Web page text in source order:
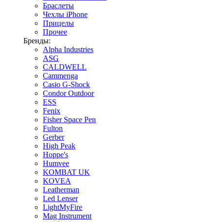
Браслеты
Чехлы iPhone
Прицелы
Прочее
Бренды:
Alpha Industries
ASG
CALDWELL
Cammenga
Casio G-Shock
Condor Outdoor
ESS
Fenix
Fisher Space Pen
Fulton
Gerber
High Peak
Hoppe's
Humvee
KOMBAT UK
KOVEA
Leatherman
Led Lenser
LightMyFire
Mag Instrument